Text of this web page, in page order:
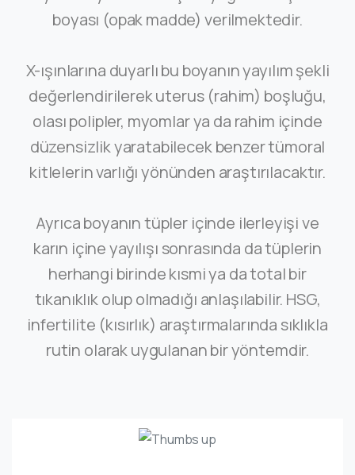
boyası (opak madde) verilmektedir.
X-ışınlarına duyarlı bu boyanın yayılım şekli
değerlendirilerek uterus (rahim) boşluğu,
olası polipler, myomlar ya da rahim içinde
düzensizlik yaratabilecek benzer tümoral
kitlelerin varlığı yönünden araştırılacaktır.
Ayrıca boyanın tüpler içinde ilerleyişi ve
karın içine yayılışı sonrasında da tüplerin
herhangi birinde kısmi ya da total bir
tıkanıklık olup olmadığı anlaşılabilir. HSG,
infertilite (kısırlık) araştırmalarında sıklıkla
rutin olarak uygulanan bir yöntemdir.